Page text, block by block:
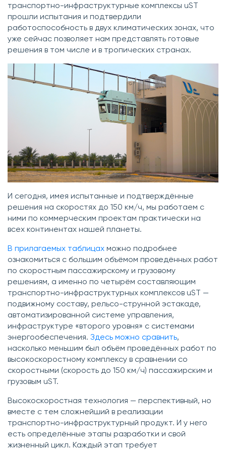
транспортно-инфраструктурные комплексы uST
прошли испытания и подтвердили
работоспособность в двух климатических зонах, что
уже сейчас позволяет нам представлять готовые
решения в том числе и в тропических странах.
И сегодня, имея испытанные и подтверждённые
решения на скоростях до 150 км/ч, мы работаем с
ними по коммерческим проектам практически на
всех континентах нашей планеты.
В прилагаемых таблицах можно подробнее
ознакомиться с большим объёмом проведённых работ
по скоростным пассажирскому и грузовому
решениям, а именно по четырём составляющим
транспортно-инфраструктурных комплексов uST —
подвижному составу, рельсо-струнной эстакаде,
автоматизированной системе управления,
инфраструктуре «второго уровня» с системами
энергообеспечения. Здесь можно сравнить,
насколько меньшим был объём проведённых работ по
высокоскоростному комплексу в сравнении со
скоростными (скорость до 150 км/ч) пассажирским и
грузовым uST.
Высокоскоростная технология — перспективный, но
вместе с тем сложнейший в реализации
транспортно-инфраструктурный продукт. И у него
есть определённые этапы разработки и свой
жизненный цикл. Каждый этап требует